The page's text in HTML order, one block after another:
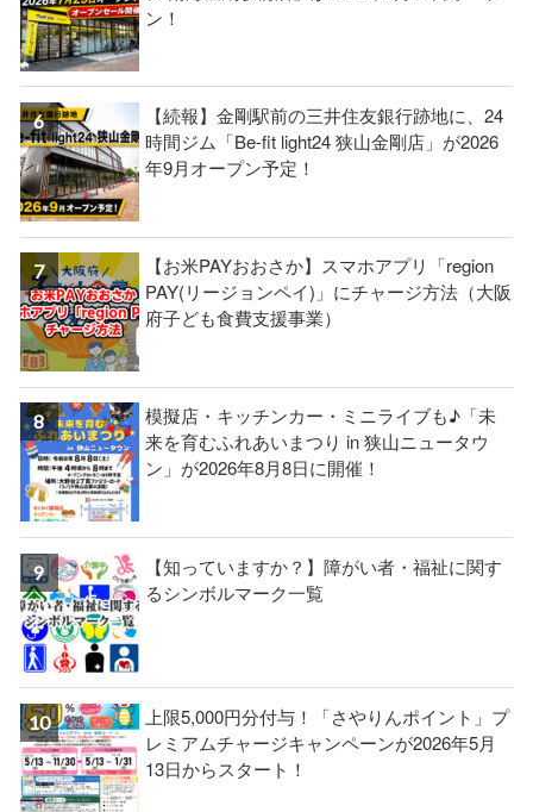
ン！
【続報】金剛駅前の三井住友銀行跡地に、24
時間ジム「Be-fit light24 狭山金剛店」が2026
年9月オープン予定！
【お米PAYおおさか】スマホアプリ「region
PAY(リージョンペイ)」にチャージ方法（大阪
府子ども食費支援事業）
模擬店・キッチンカー・ミニライブも♪「未
来を育むふれあいまつり in 狭山ニュータウ
ン」が2026年8月8日に開催！
【知っていますか？】障がい者・福祉に関す
るシンボルマーク一覧
上限5,000円分付与！「さやりんポイント」プ
レミアムチャージキャンペーンが2026年5月
13日からスタート！